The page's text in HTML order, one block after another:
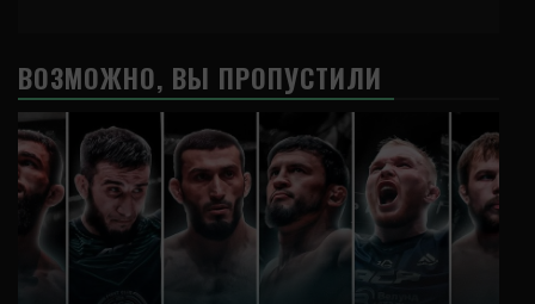
ВОЗМОЖНО, ВЫ ПРОПУСТИЛИ